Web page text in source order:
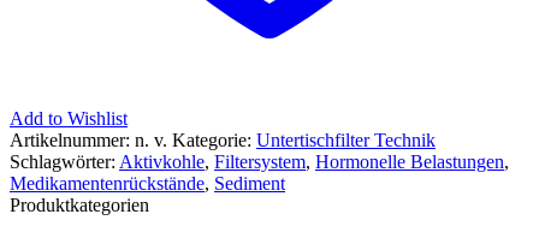
Add to Wishlist
Artikelnummer: n. v. Kategorie: Untertischfilter Technik
Schlagwörter: Aktivkohle, Filtersystem, Hormonelle Belastungen,
Medikamentenrückstände, Sediment
Produktkategorien